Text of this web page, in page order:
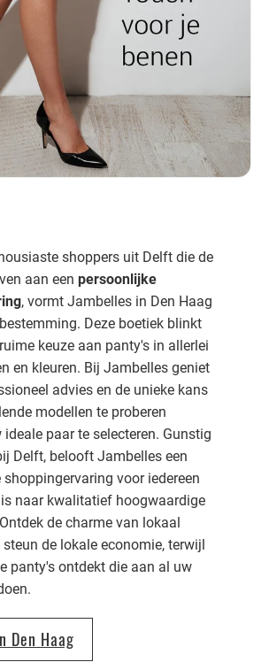
shoppers uit Delft die de
aan een persoonlijke
, vormt Jambelles in Den Haag
Deze boetiek blinkt
keuze aan panty's in allerlei
en kleuren. Bij Jambelles geniet
advies en de unieke kans
modellen te proberen
ideale paar te selecteren. Gunstig
Delft, belooft Jambelles een
shoppingervaring voor iedereen
naar kwalitatief hoogwaardige
de charme van lokaal
de lokale economie, terwijl
panty's ontdekt die aan al uw
Den Haag